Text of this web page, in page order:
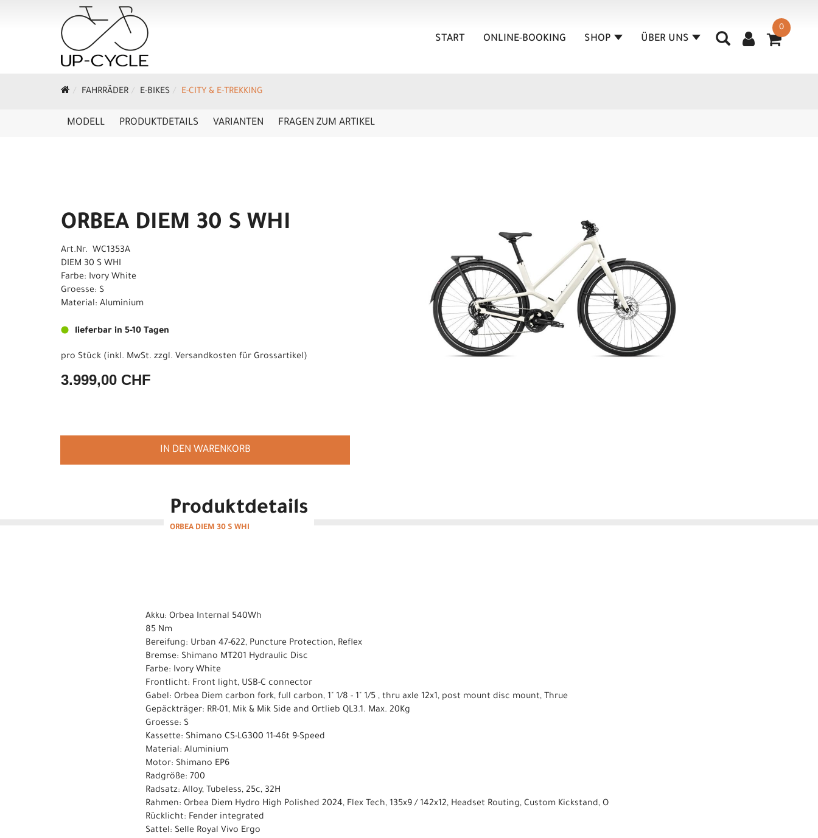
0
START ONLINE-BOOKING SHOP ÜBER UNS
FAHRRÄDER E-BIKES E-CITY & E-TREKKING
MODELL PRODUKTDETAILS VARIANTEN FRAGEN ZUM ARTIKEL
ORBEA DIEM 30 S WHI
Art.Nr. WC1353A
DIEM 30 S WHI
Farbe: Ivory White
Groesse: S
Material: Aluminium
lieferbar in 5-10 Tagen
pro Stück (inkl. MwSt. zzgl. Versandkosten für Grossartikel)
3.999,00 CHF
IN DEN WARENKORB
Produktdetails
ORBEA DIEM 30 S WHI
Akku: Orbea Internal 540Wh
85 Nm
Bereifung: Urban 47-622, Puncture Protection, Reflex
Bremse: Shimano MT201 Hydraulic Disc
Farbe: Ivory White
Frontlicht: Front light, USB-C connector
Gabel: Orbea Diem carbon fork, full carbon, 1" 1/8 - 1" 1/5 , thru axle 12x1, post mount disc mount, Thrue
Gepäckträger: RR-01, Mik & Mik Side and Ortlieb QL3.1. Max. 20Kg
Groesse: S
Kassette: Shimano CS-LG300 11-46t 9-Speed
Material: Aluminium
Motor: Shimano EP6
Radgröße: 700
Radsatz: Alloy, Tubeless, 25c, 32H
Rahmen: Orbea Diem Hydro High Polished 2024, Flex Tech, 135x9 / 142x12, Headset Routing, Custom Kickstand, O
Rücklicht: Fender integrated
Sattel: Selle Royal Vivo Ergo